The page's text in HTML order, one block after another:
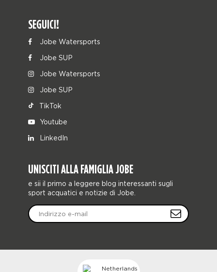
SEGUICI!
Jobe Watersports
Jobe SUP
Jobe Watersports
Jobe SUP
TikTok
Youtube
LinkedIn
UNISCITI ALLA FAMIGLIA JOBE
e sii il primo a leggere blog interessanti sugli
sport acquatici e notizie di Jobe.
Netherlands